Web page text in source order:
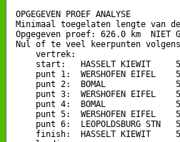
OPGEGEVEN PROEF ANALYSE
Minimaal toegelaten lengte van
Opgegeven proef: 626.0 km  NIET
Nul of te veel keerpunten
vertrek:
start:   HASSELT KIEWIT
punt 1:  WERSHOFEN EIFEL
punt 2:  BOMAL
punt 3:  WERSHOFEN EIFEL
punt 4:  BOMAL
punt 5:  WERSHOFEN EIFEL
punt 6:  LEOPOLDSBURG STN
finish:  HASSELT KIEWIT